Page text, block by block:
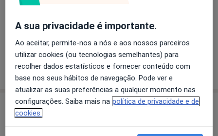
Retorno de consultas Cardiologia
Detalhes
Como mostramos os preços?
Consultório
A sua privacidade é importante.
Ao aceitar, permite-nos a nós e aos nossos parceiros
utilizar cookies (ou tecnologias semelhantes) para
recolher dados estatísticos e fornecer conteúdo com
base nos seus hábitos de navegação. Pode ver e
atualizar as suas preferências a qualquer momento nas
configurações. Saiba mais na política de privacidade e de
cookies.